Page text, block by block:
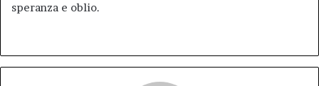
speranza e oblio.